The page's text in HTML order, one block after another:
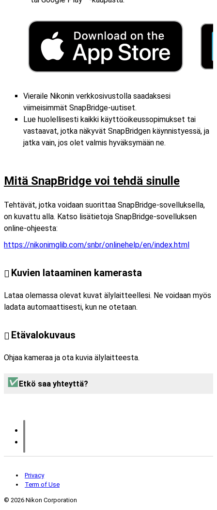
Vieraile Nikonin verkkosivustolla saadaksesi
viimeisimmät SnapBridge-uutiset.
Lue huolellisesti kaikki käyttöoikeussopimukset tai
vastaavat, jotka näkyvät SnapBridgen käynnistyessä, ja
jatka vain, jos olet valmis hyväksymään ne.
Mitä SnapBridge voi tehdä sinulle
Tehtävät, jotka voidaan suorittaa SnapBridge-sovelluksella,
on kuvattu alla. Katso lisätietoja SnapBridge-sovelluksen
online-ohjeesta:
https://nikonimglib.com/snbr/onlinehelp/en/index.html
Kuvien lataaminen kamerasta
Lataa olemassa olevat kuvat älylaitteellesi. Ne voidaan myös
ladata automaattisesti, kun ne otetaan.
Etävalokuvaus
Ohjaa kameraa ja ota kuvia älylaitteesta.
Etkö saa yhteyttä?
Privacy
Term of Use
© 2026 Nikon Corporation